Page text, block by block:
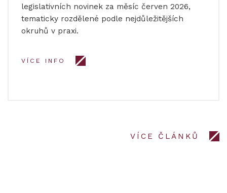
legislativních novinek za měsíc červen 2026,
tematicky rozdělené podle nejdůležitějších
okruhů v praxi.
VÍCE INFO
VÍCE ČLÁNKŮ